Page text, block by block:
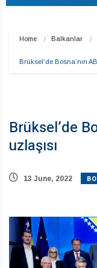
Home Balkanlar
Brüksel’de Bosna’nın
Brüksel’de
uzlaşısı
13 June, 2022